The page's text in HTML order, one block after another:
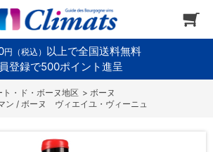
円（税込） 以上で全国送料無料
登録で500ポイント進呈
ト・ド・ボーヌ地区 > ボーヌ
ン / ボーヌ ヴィエイユ・ヴィーニュ